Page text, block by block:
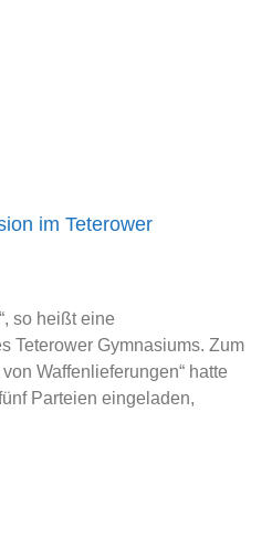
im Teterower
so heißt eine
Teterower Gymnasiums. Zum
Waffenlieferungen“ hatte
Parteien eingeladen,